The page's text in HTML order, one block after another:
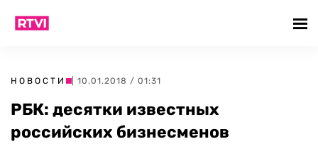
НОВОСТИ | 10.01.2018 / 01:31
РБК: десятки известных
российских бизнесменов